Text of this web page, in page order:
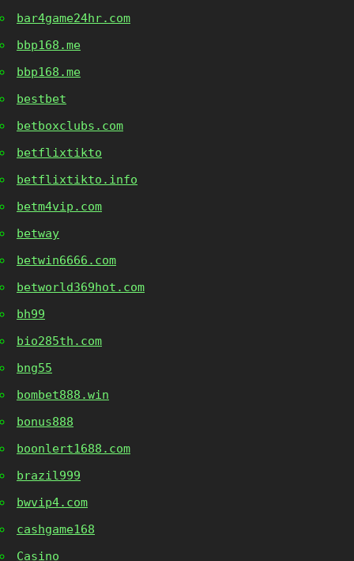
bar4game24hr.com
bbp168.me
bbp168.me
bestbet
betboxclubs.com
betflixtikto
betflixtikto.info
betm4vip.com
betway
betwin6666.com
betworld369hot.com
bh99
bio285th.com
bng55
bombet888.win
bonus888
boonlert1688.com
brazil999
bwvip4.com
cashgame168
Casino